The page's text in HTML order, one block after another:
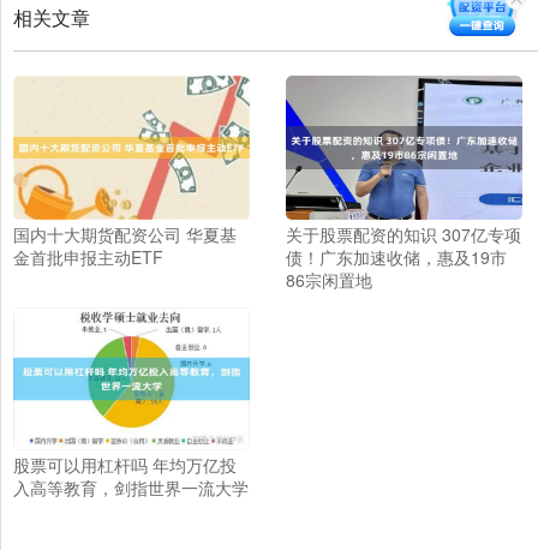
相关文章
国内十大期货配资公司 华夏基
金首批申报主动ETF
关于股票配资的知识 307亿专项
债！广东加速收储，惠及19市
86宗闲置地
股票可以用杠杆吗 年均万亿投
入高等教育，剑指世界一流大学